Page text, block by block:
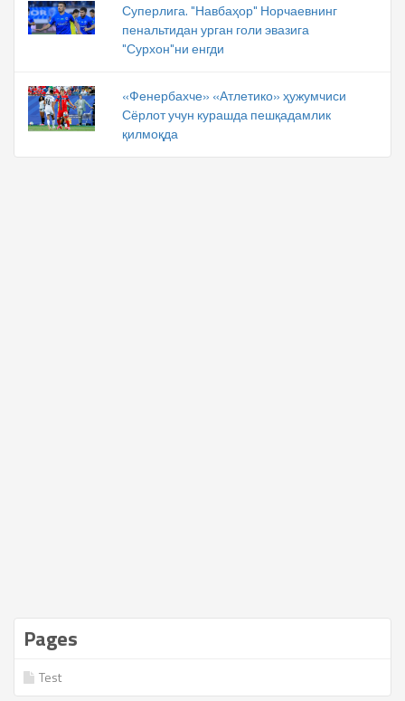
Суперлига. "Навбаҳор" Норчаевнинг
пенальтидан урган голи эвазига
"Сурхон"ни енгди
«Фенербахче» «Атлетико» ҳужумчиси
Сёрлот учун курашда пешқадамлик
қилмоқда
Pages
Test